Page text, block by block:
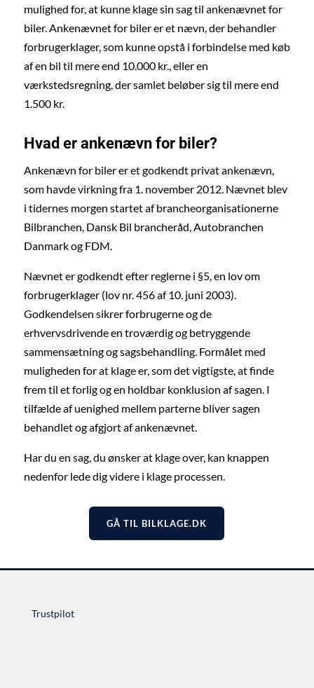
mulighed for, at kunne klage sin sag til ankenævnet for
biler. Ankenævnet for biler er et nævn, der behandler
forbrugerklager, som kunne opstå i forbindelse med køb
af en bil til mere end 10.000 kr., eller en
værkstedsregning, der samlet beløber sig til mere end
1.500 kr.
Hvad er ankenævn for biler?
Ankenævn for biler er et godkendt privat ankenævn,
som havde virkning fra 1. november 2012. Nævnet blev
i tidernes morgen startet af brancheorganisationerne
Bilbranchen, Dansk Bil brancheråd, Autobranchen
Danmark og FDM.
Nævnet er godkendt efter reglerne i §5, en lov om
forbrugerklager (lov nr. 456 af 10. juni 2003).
Godkendelsen sikrer forbrugerne og de
erhvervsdrivende en troværdig og betryggende
sammensætning og sagsbehandling. Formålet med
muligheden for at klage er, som det vigtigste, at finde
frem til et forlig og en holdbar konklusion af sagen. I
tilfælde af uenighed mellem parterne bliver sagen
behandlet og afgjort af ankenævnet.
Har du en sag, du ønsker at klage over, kan knappen
nedenfor lede dig videre i klage processen.
GÅ TIL BILKLAGE.DK
Trustpilot